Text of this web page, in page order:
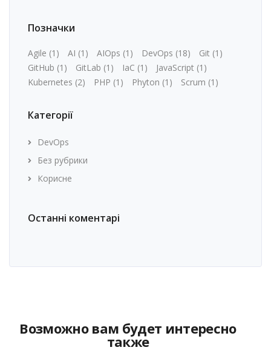
Позначки
Agile (1) AI (1) AIOps (1) DevOps (18) Git (1)
GitHub (1) GitLab (1) IaC (1) JavaScript (1)
Kubernetes (2) PHP (1) Phyton (1) Scrum (1)
Категорії
DevOps
Без рубрики
Корисне
Останні коментарі
Возможно вам будет интересно
также